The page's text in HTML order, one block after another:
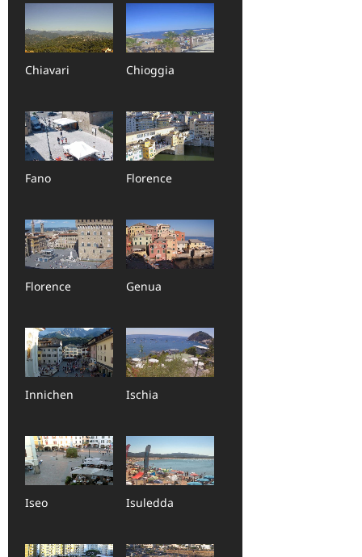
Chiavari Chioggia
Fano Florence
Florence Genua
Innichen Ischia
Iseo Isuledda